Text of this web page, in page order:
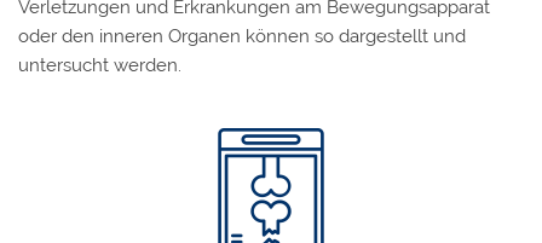
Verletzungen und Erkrankungen am Bewegungsapparat
oder den inneren Organen können so dargestellt und
untersucht werden.